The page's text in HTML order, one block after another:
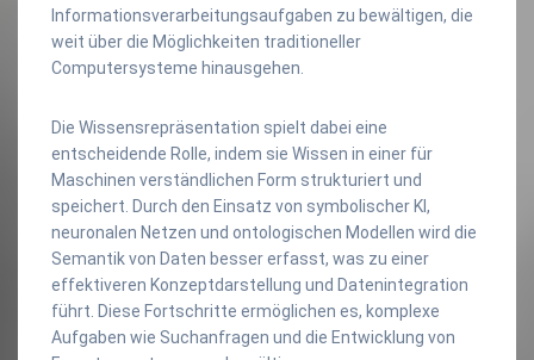
Informationsverarbeitungsaufgaben zu bewältigen, die
weit über die Möglichkeiten traditioneller
Computersysteme hinausgehen.
Die Wissensrepräsentation spielt dabei eine
entscheidende Rolle, indem sie Wissen in einer für
Maschinen verständlichen Form strukturiert und
speichert. Durch den Einsatz von symbolischer KI,
neuronalen Netzen und ontologischen Modellen wird die
Semantik von Daten besser erfasst, was zu einer
effektiveren Konzeptdarstellung und Datenintegration
führt. Diese Fortschritte ermöglichen es, komplexe
Aufgaben wie Suchanfragen und die Entwicklung von